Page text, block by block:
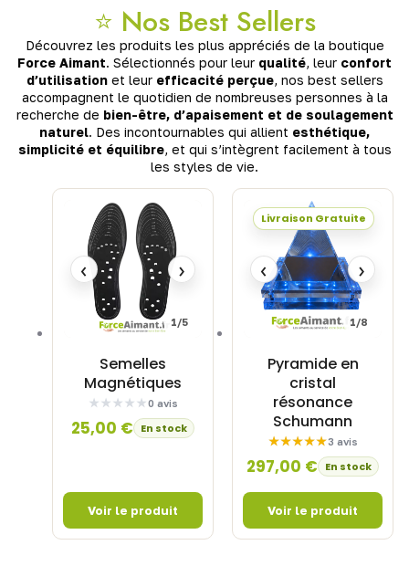
⭐ Nos Best Sellers
Découvrez les produits les plus appréciés de la boutique
Force Aimant. Sélectionnés pour leur qualité, leur confort
d’utilisationet leur efficacité perçue, nos best sellers
accompagnent le quotidien de nombreuses personnes à la
recherche de bien-être, d’apaisement et de soulagement
naturel. Des incontournables qui allient esthétique,
simplicité et équilibre, et qui s’intègrent facilement à tous
les styles de vie.
Semelles
Magnétiques
0 avis
25,00 € En stock
‹ ›
1/5
Pyramide en
cristal
résonance
Schumann
3 avis
297,00 € En stock
Livraison Gratuite
‹ ›
1/8